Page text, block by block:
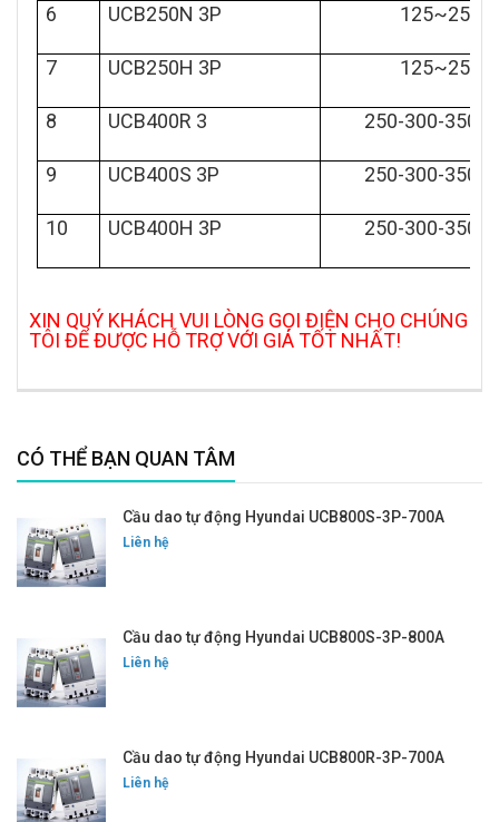
6 UCB250N 3P 125~250A
7 UCB250H 3P 125~250A
8 UCB400R 3 250-300-350-
9 UCB400S 3P 250-300-350-
10 UCB400H 3P 250-300-350-
XIN QUÝ KHÁCH VUI LÒNG GỌI ĐIỆN CHO CHÚNG
TÔI ĐỂ ĐƯỢC HỖ TRỢ VỚI GIÁ TỐT NHẤT!
CÓ THỂ BẠN QUAN TÂM
Cầu dao tự động Hyundai UCB800S-3P-700A
Liên hệ
Cầu dao tự động Hyundai UCB800S-3P-800A
Liên hệ
Cầu dao tự động Hyundai UCB800R-3P-700A
Liên hệ